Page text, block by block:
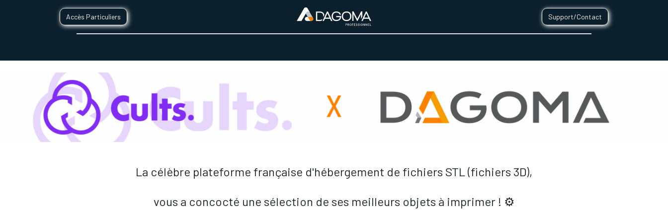
Accès Particuliers Support/Contact
La célèbre plateforme française d'hébergement de fichiers STL (fichiers 3D),
vous a concocté une sélection de ses meilleurs objets à imprimer ! ⚙️